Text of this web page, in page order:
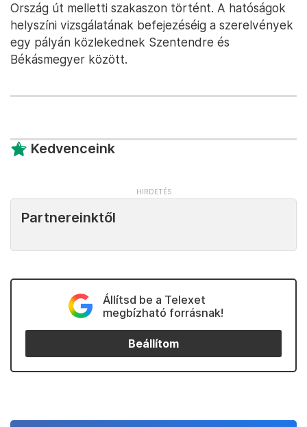
Ország út melletti szakaszon történt. A hatóságok
helyszíni vizsgálatának befejezéséig a szerelvények
egy pályán közlekednek Szentendre és
Békásmegyer között.
Kedvenceink
Partnereinktől
Állítsd be a Telexet
megbízható forrásnak!
Beállítom